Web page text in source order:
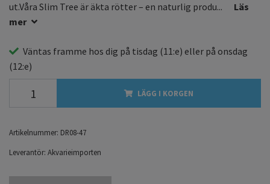
ut.Våra Slim Tree är äkta rötter – en naturlig produ...
Läs
mer
Väntas framme hos dig på tisdag (11:e) eller på onsdag
(12:e)
LÄGG I KORGEN
Artikelnummer: DR08-47
Leverantör: Akvarieimporten